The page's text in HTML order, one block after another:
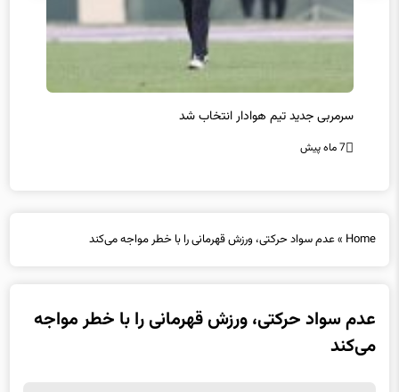
سرمربی جدید تیم هوادار انتخاب شد
7 ماه پیش
Home
»عدم سواد حرکتی، ورزش قهرمانی را با خطر مواجه می‌کند
عدم سواد حرکتی، ورزش قهرمانی را با خطر مواجه
می‌کند